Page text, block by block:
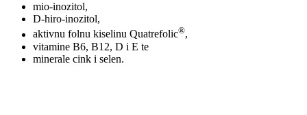
mio-inozitol,
D-hiro-inozitol,
aktivnu folnu kiselinu Quatrefolic®,
vitamine B6, B12, D i E te
minerale cink i selen.